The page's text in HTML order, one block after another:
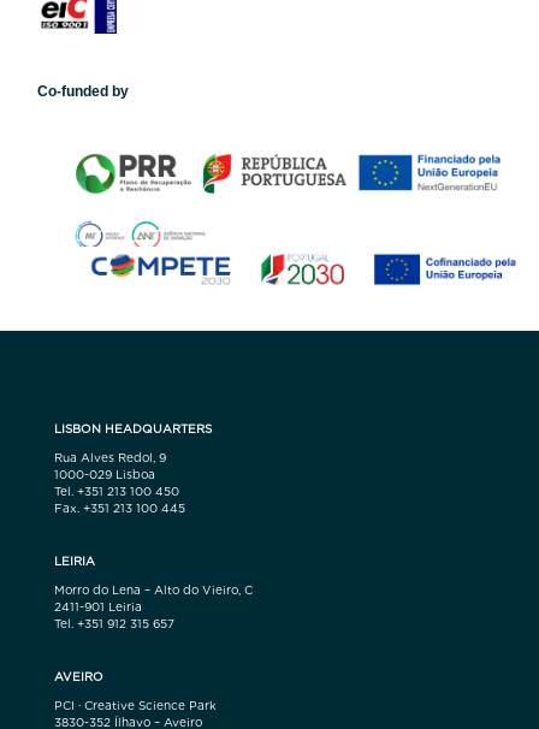
Co-funded by
LISBON HEADQUARTERS
Rua Alves Redol, 9
1000-029 Lisboa
Tel. +351 213 100 450
Fax. +351 213 100 445
LEIRIA
Morro do Lena – Alto do Vieiro, C
2411-901 Leiria
Tel. +351 912 315 657
AVEIRO
PCI · Creative Science Park
3830-352 Ílhavo – Aveiro